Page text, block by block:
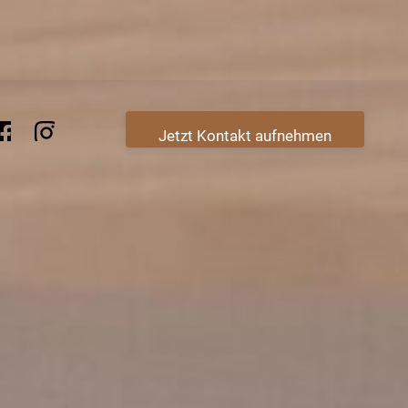
Jetzt Kontakt aufnehmen